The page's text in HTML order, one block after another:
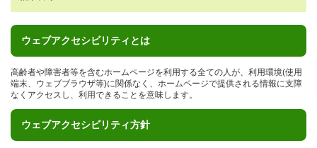
ウェブアクセシビリティとは
高齢者や障害者等を含むホームページを利用する全ての人が、利用環境(使用
端末、ウェブブラウザ等)に関係なく、ホームページで提供される情報に支障
なくアクセスし、利用できることを意味します。
ウェブアクセシビリティ方針